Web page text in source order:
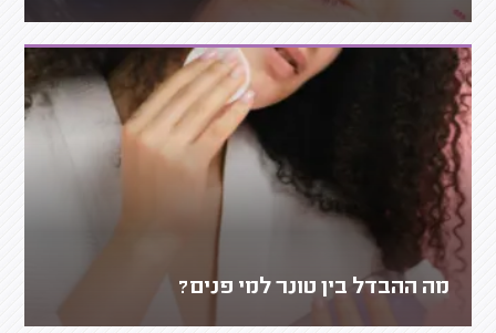
מה ההבדל בין טונר למי פנים?